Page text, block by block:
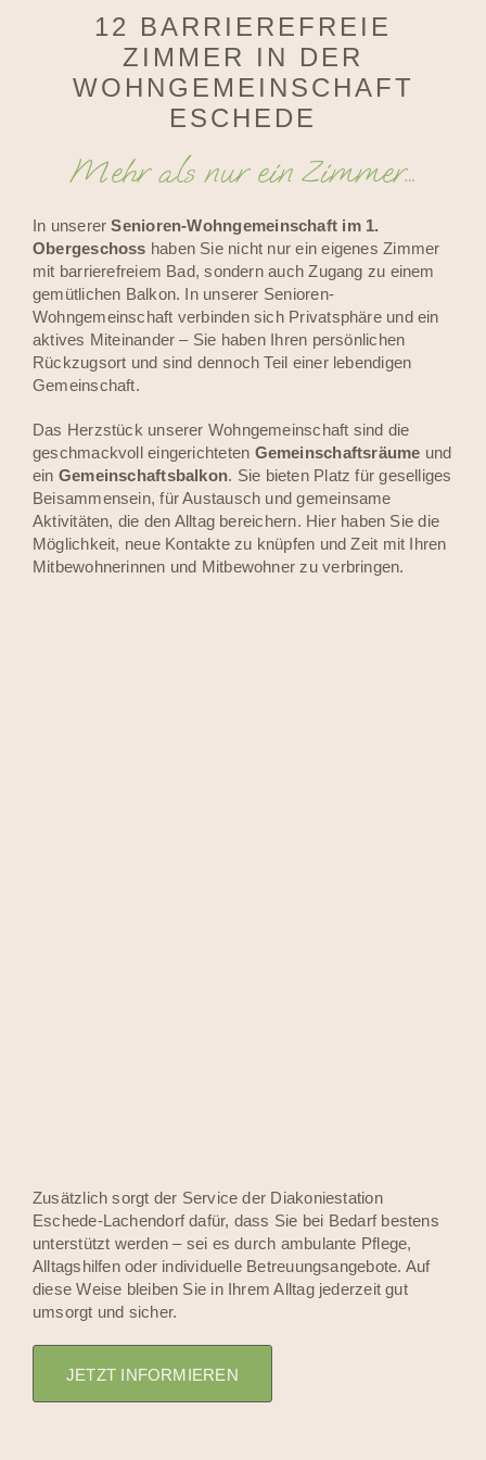
12 BARRIEREFREIE
ZIMMER IN DER
WOHNGEMEINSCHAFT
ESCHEDE
Mehr als nur ein Zimmer…
In unsererSenioren-Wohngemeinschaft im 1.
Obergeschoss haben Sie nicht nur ein eigenes Zimmer
mit barrierefreiem Bad, sondern auch Zugang zu einem
gemütlichen Balkon. In unserer Senioren-
Wohngemeinschaft verbinden sich Privatsphäre und ein
aktives Miteinander – Sie haben Ihren persönlichen
Rückzugsort und sind dennoch Teil einer lebendigen
Gemeinschaft.
Das Herzstück unserer Wohngemeinschaft sind die
geschmackvoll eingerichteten Gemeinschaftsräume und
ein Gemeinschaftsbalkon. Sie bieten Platz für geselliges
Beisammensein, für Austausch und gemeinsame
Aktivitäten, die den Alltag bereichern. Hier haben Sie die
Möglichkeit, neue Kontakte zu knüpfen und Zeit mit Ihren
Mitbewohnerinnen und Mitbewohner zu verbringen.
Zusätzlich sorgt der Service der Diakoniestation
Eschede-Lachendorf dafür, dass Sie bei Bedarf bestens
unterstützt werden – sei es durch ambulante Pflege,
Alltagshilfen oder individuelle Betreuungsangebote. Auf
diese Weise bleiben Sie in Ihrem Alltag jederzeit gut
umsorgt und sicher.
JETZT INFORMIEREN